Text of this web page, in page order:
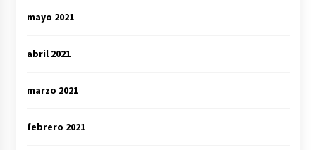
mayo 2021
abril 2021
marzo 2021
febrero 2021